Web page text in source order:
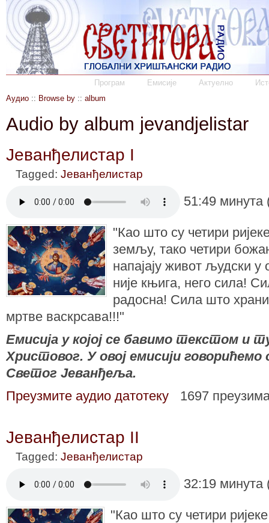
Програм Емисије Актуелно
Аудио :: Browse by :: album
Audio by album jevandjelistar
Јеванђелистар I
Tagged: Јеванђелистар
51:49
"Као што су четири
земљу, тако четири
напајају живот људски
није књига, него сила!
радосна! Сила што
мртве васкрсава!!!"
Емисија у којој се бавимо текстом и
Христовог. У овој емисији
Светог Јеванђеља.
Преузмите аудио датотеку
1697
Јеванђелистар II
Tagged: Јеванђелистар
32:19
"Као што су четири